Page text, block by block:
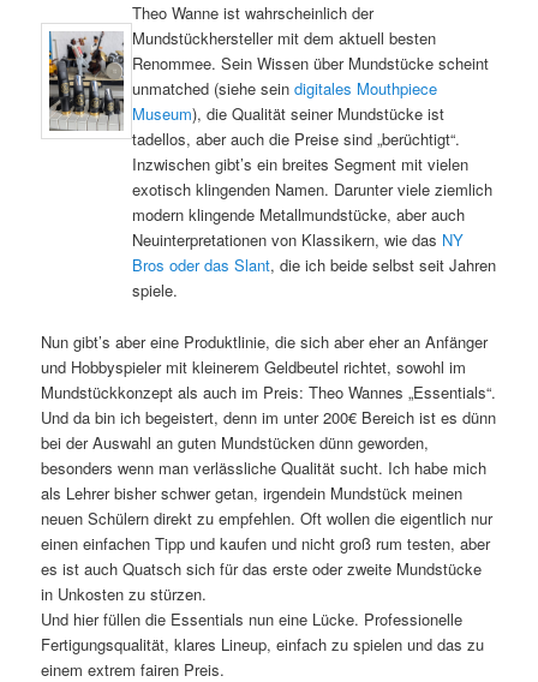
Theo Wanne ist wahrscheinlich der
Mundstückhersteller mit dem aktuell besten
Renommee. Sein Wissen über Mundstücke scheint
unmatched (siehe seindigitales Mouthpiece
Museum), die Qualität seiner Mundstücke ist
tadellos, aber auch die Preise sind „berüchtigt“.
Inzwischen gibt’s ein breites Segment mit vielen
exotisch klingenden Namen. Darunter viele ziemlich
modern klingende Metallmundstücke, aber auch
Neuinterpretationen von Klassikern, wie das NY
Bros oder das Slant, die ich beide selbst seit Jahren
spiele.
Nun gibt’s aber eine Produktlinie, die sich aber eher an Anfänger
und Hobbyspieler mit kleinerem Geldbeutel richtet, sowohl im
Mundstückkonzept als auch im Preis: Theo Wannes „Essentials“.
Und da bin ich begeistert, denn im unter 200€ Bereich ist es dünn
bei der Auswahl an guten Mundstücken dünn geworden,
besonders wenn man verlässliche Qualität sucht. Ich habe mich
als Lehrer bisher schwer getan, irgendein Mundstück meinen
neuen Schülern direkt zu empfehlen. Oft wollen die eigentlich nur
einen einfachen Tipp und kaufen und nicht groß rum testen, aber
es ist auch Quatsch sich für das erste oder zweite Mundstücke
in Unkosten zu stürzen.
Und hier füllen die Essentials nun eine Lücke. Professionelle
Fertigungsqualität, klares Lineup, einfach zu spielen und das zu
einem extrem fairen Preis.